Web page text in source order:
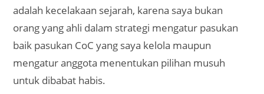
adalah kecelakaan sejarah, karena saya bukan
orang yang ahli dalam strategi mengatur pasukan
baik pasukan CoC yang saya kelola maupun
mengatur anggota menentukan pilihan musuh
untuk dibabat habis.